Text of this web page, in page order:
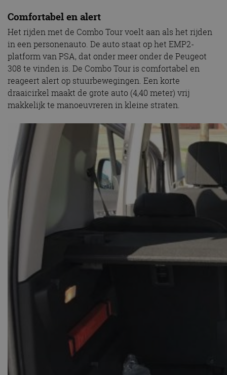
Comfortabel en alert
Het rijden met de Combo Tour voelt aan als het rijden
in een personenauto. De auto staat op het EMP2-
platform van PSA, dat onder meer onder de Peugeot
308 te vinden is. De Combo Tour is comfortabel en
reageert alert op stuurbewegingen. Een korte
draaicirkel maakt de grote auto (4,40 meter) vrij
makkelijk te manoeuvreren in kleine straten.